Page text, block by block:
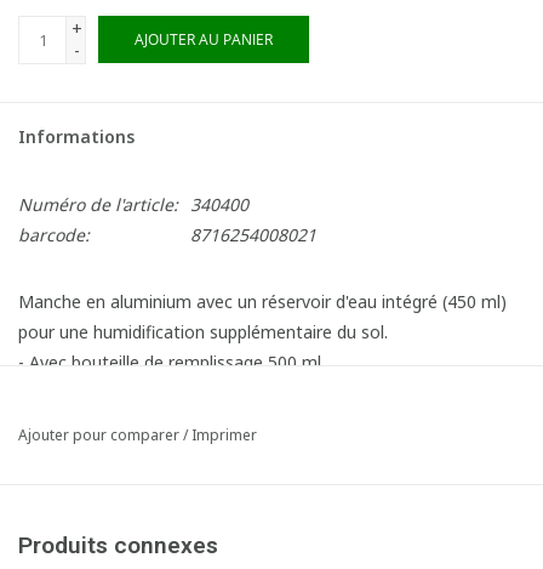
+
-
AJOUTER AU PANIER
Informations
Numéro de l'article: 340400
barcode:
8716254008021
Manche en aluminium avec un réservoir d'eau intégré (450 ml)
pour une humidification supplémentaire du sol.
- Avec bouteille de remplissage 500 ml.
L : 145 cm
1x340412 Greenspeed Bouteille de remplissage Sprenkler sans
Ajouter pour comparer/Imprimer
Produits connexes